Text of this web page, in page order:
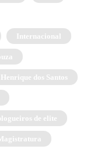
Internacional
Henrique dos Santos
de elite